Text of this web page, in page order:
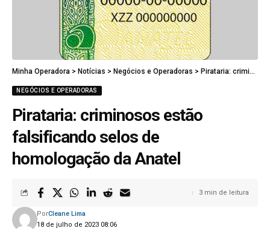
Minha Operadora > Notícias > Negócios e Operadoras > Pirataria: criminosos estão falsificando selos de homologação da Anatel
NEGÓCIOS E OPERADORAS
Pirataria: criminosos estão
falsificando selos de
homologação da Anatel
18 de julho de 2023 08:06
PorCleane Lima
3 min de leitura